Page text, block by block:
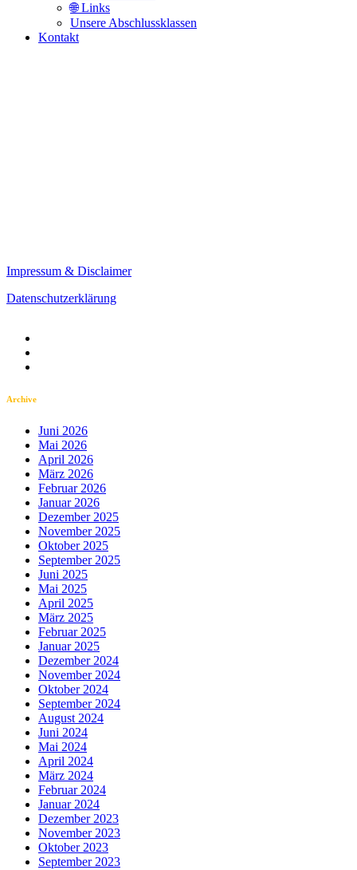
🌐 Links
Unsere Abschlussklassen
Kontakt
Impressum & Disclaimer
Datenschutzerklärung
Archive
Juni 2026
Mai 2026
April 2026
März 2026
Februar 2026
Januar 2026
Dezember 2025
November 2025
Oktober 2025
September 2025
Juni 2025
Mai 2025
April 2025
März 2025
Februar 2025
Januar 2025
Dezember 2024
November 2024
Oktober 2024
September 2024
August 2024
Juni 2024
Mai 2024
April 2024
März 2024
Februar 2024
Januar 2024
Dezember 2023
November 2023
Oktober 2023
September 2023